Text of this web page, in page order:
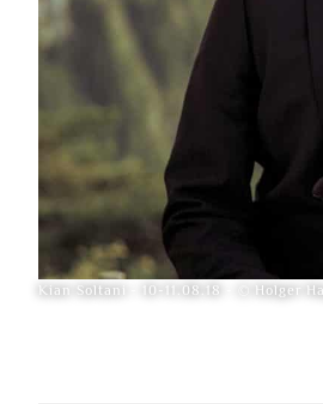
Kian Soltani - 10-11.08.18 - © Holger